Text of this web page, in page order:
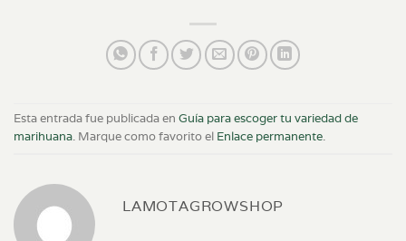
Esta entrada fue publicada en Guía para escoger tu variedad de
marihuana. Marque como favorito el Enlace permanente.
LAMOTAGROWSHOP